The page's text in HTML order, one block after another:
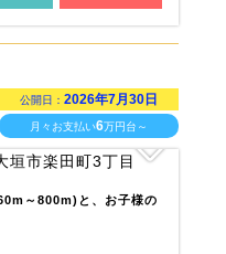
公開日：2026年7月30日
月々お支払い6万円台～
～800m)と、お子様の